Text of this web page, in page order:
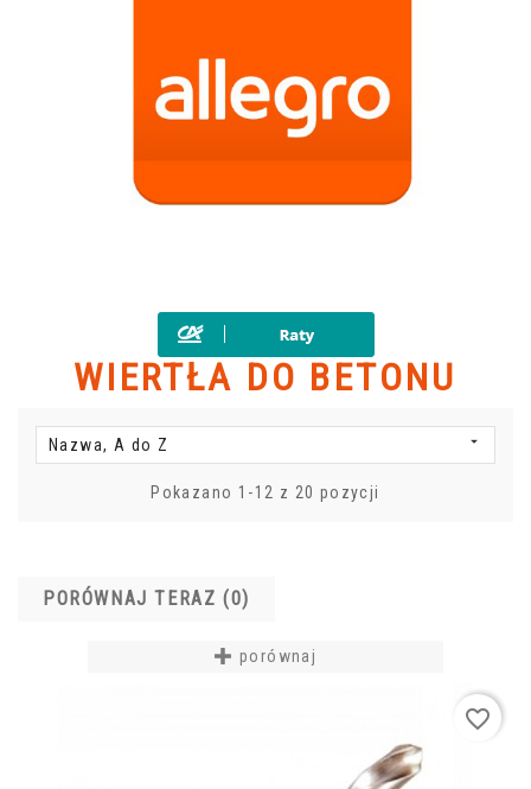
WIERTŁA DO BETONU
Nazwa, A do Z 
Pokazano 1-12 z 20 pozycji
PORÓWNAJ TERAZ (0)‎
porównaj
favorite_border